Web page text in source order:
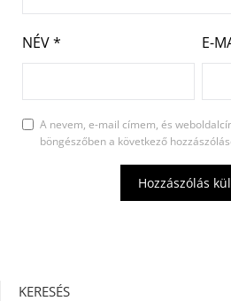
NÉV* E-
A nevem, e-mail címem, és
böngészőben a következő
KERESÉS